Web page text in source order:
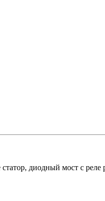
диодный мост с